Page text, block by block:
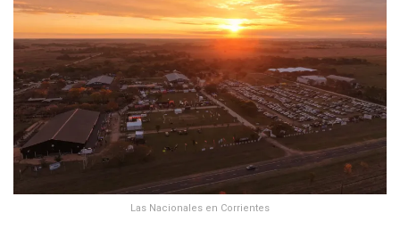
Las Nacionales en Corrientes